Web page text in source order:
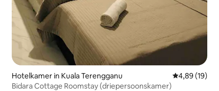
Hotelkamer in Kuala Terengganu Gemiddelde
4,89 (19)
Bidara Cottage Roomstay (driepersoonskamer)